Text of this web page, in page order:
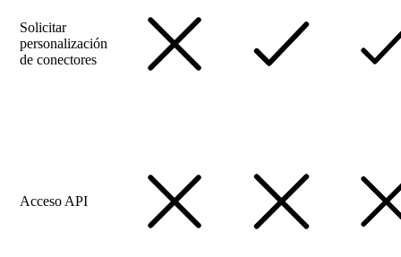
Solicitar
personalización
de conectores
Acceso API